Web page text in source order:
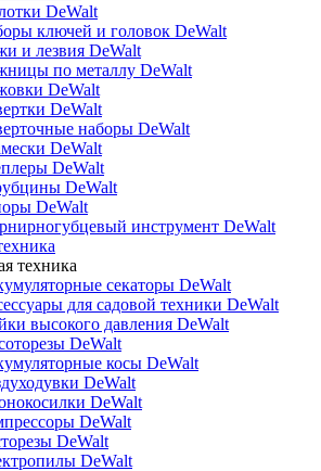
DeWalt
ключей и головок DeWalt
и лезвия DeWalt
по металлу DeWalt
DeWalt
DeWalt
наборы DeWalt
DeWalt
DeWalt
DeWalt
DeWalt
инструмент DeWalt
техника
секаторы DeWalt
для садовой техники DeWalt
высокого давления DeWalt
DeWalt
косы DeWalt
DeWalt
DeWalt
DeWalt
DeWalt
DeWalt